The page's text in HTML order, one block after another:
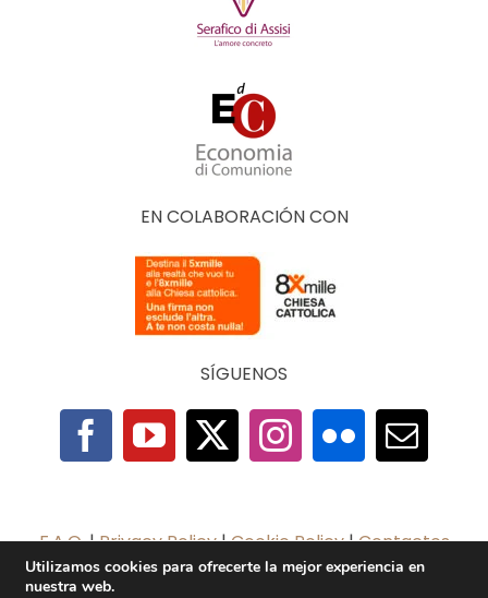
EN COLABORACIÓN CON
SÍGUENOS
F.A.Q.|Privacy Policy|Cookie Policy|Contactos
Utilizamos cookies para ofrecerte la mejor experiencia en
nuestra web.